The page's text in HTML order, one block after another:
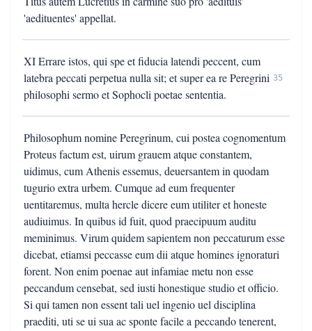
'aedituentes' appellat.
XI Errare istos, qui spe et fiducia latendi peccent, cum
latebra peccati perpetua nulla sit; et super ea re Peregrini
philosophi sermo et Sophocli poetae sententia.
35
Philosophum nomine Peregrinum, cui postea cognomentum
Proteus factum est, uirum grauem atque constantem,
uidimus, cum Athenis essemus, deuersantem in quodam
tugurio extra urbem. Cumque ad eum frequenter
uentitaremus, multa hercle dicere eum utiliter et honeste
audiuimus. In quibus id fuit, quod praecipuum auditu
meminimus. Virum quidem sapientem non peccaturum esse
dicebat, etiamsi peccasse eum dii atque homines ignoraturi
forent. Non enim poenae aut infamiae metu non esse
peccandum censebat, sed iusti honestique studio et officio.
Si qui tamen non essent tali uel ingenio uel disciplina
praediti, uti se ui sua ac sponte facile a peccando tenerent,